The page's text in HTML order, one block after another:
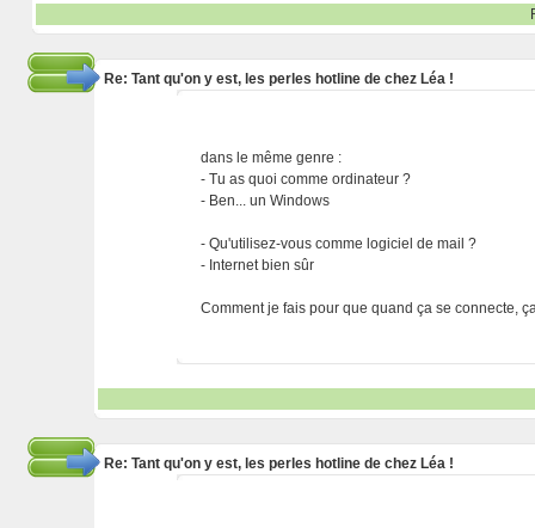
Re: Tant qu'on y est, les perles hotline de chez Léa !
dans le même genre :
- Tu as quoi comme ordinateur ?
- Ben... un Windows
- Qu'utilisez-vous comme logiciel de mail ?
- Internet bien sûr
Comment je fais pour que quand ça se connecte,
Re: Tant qu'on y est, les perles hotline de chez Léa !